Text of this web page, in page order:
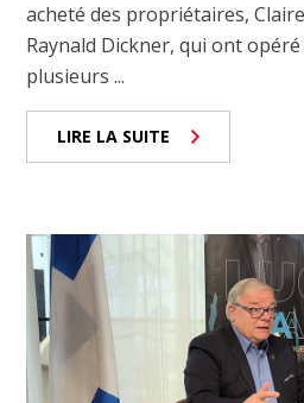
acheté des propriétaires,
Raynald Dickner, qui ont
plusieurs ...
LIRE LA SUITE